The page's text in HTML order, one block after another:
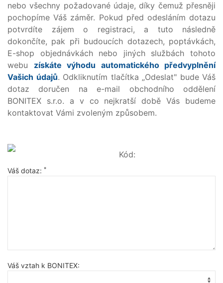
nebo všechny požadované údaje, díky čemuž přesněji
pochopíme Váš záměr. Pokud před odesláním dotazu
potvrdíte zájem o registraci, a tuto následně
dokončíte, pak při budoucích dotazech, poptávkách,
E-shop objednávkách nebo jiných službách tohoto
webu získáte výhodu automatického předvyplnění
Vašich údajů. Odkliknutím tlačítka „Odeslat" bude Váš
dotaz doručen na e-mail obchodního oddělení
BONITEX s.r.o. a v co nejkratší době Vás budeme
kontaktovat Vámi zvoleným způsobem.
Kód:
Váš dotaz: *
Váš vztah k BONITEX: